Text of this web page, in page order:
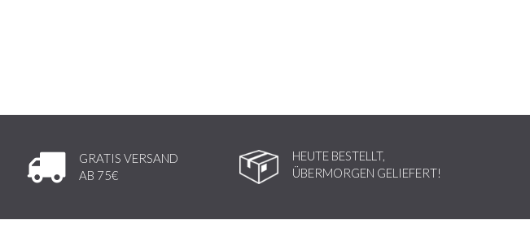
GRATIS VERSAND
AB 75€
HEUTE BESTELLT,
ÜBERMORGEN GELIEFERT!